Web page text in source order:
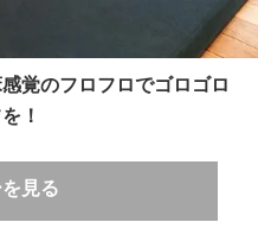
覚のフロフロでゴロゴロ
！
見る